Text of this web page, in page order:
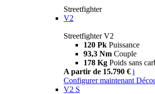
Streetfighter
V2
Streetfighter V2
120 Pk Puissance
93,3 Nm Couple
178 Kg Poids sans
A partir de 15.790 € i
Configurer maintenant
V2 S